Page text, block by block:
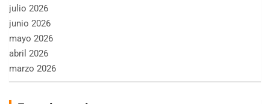
julio 2026
junio 2026
mayo 2026
abril 2026
marzo 2026